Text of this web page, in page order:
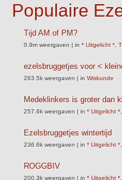
Populaire
Tijd AM of PM?
0.9m weergaven | in * Uitgelicht *
ezelsbruggetjes voor <
263.5k weergaven | in Wiskunde
Medeklinkers is groter dan
257.6k weergaven | in * Uitgelicht *
Ezelsbruggetjes wintertijd
236.6k weergaven | in * Uitgelicht *
ROGGBIV
200.3k weergaven | in * Uitgelicht *